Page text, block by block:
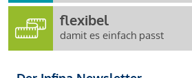
flexibel
damit es einfach passt